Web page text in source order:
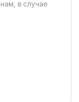
в случае